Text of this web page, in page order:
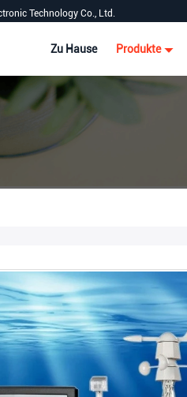
Technology Co., Ltd.
Zu Hause Produkte